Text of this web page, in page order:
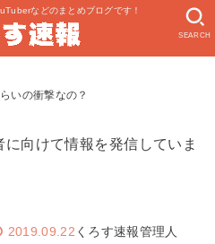
などのまとめブログです！
SEARCH
いの衝撃なの？
向けて情報を発信していま
2019.09.22 くろす速報管理人